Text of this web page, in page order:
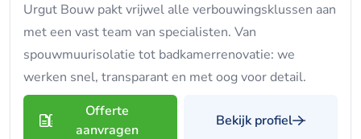
Urgut Bouw pakt vrijwel alle verbouwingsklussen aan
met een vast team van specialisten. Van
spouwmuurisolatie tot badkamerrenovatie: we
werken snel, transparant en met oog voor detail.
Offerte
aanvragen
Bekijk profiel